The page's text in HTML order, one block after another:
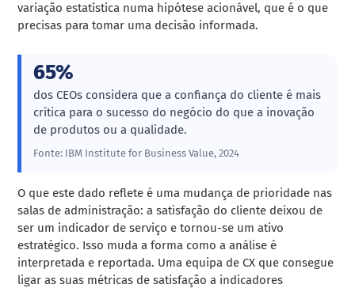
variação estatística numa hipótese acionável, que é o que
precisas para tomar uma decisão informada.
65%
dos CEOs considera que a confiança do cliente é mais
crítica para o sucesso do negócio do que a inovação
de produtos ou a qualidade.
Fonte: IBM Institute for Business Value, 2024
O que este dado reflete é uma mudança de prioridade nas
salas de administração: a satisfação do cliente deixou de
ser um indicador de serviço e tornou-se um ativo
estratégico. Isso muda a forma como a análise é
interpretada e reportada. Uma equipa de CX que consegue
ligar as suas métricas de satisfação a indicadores